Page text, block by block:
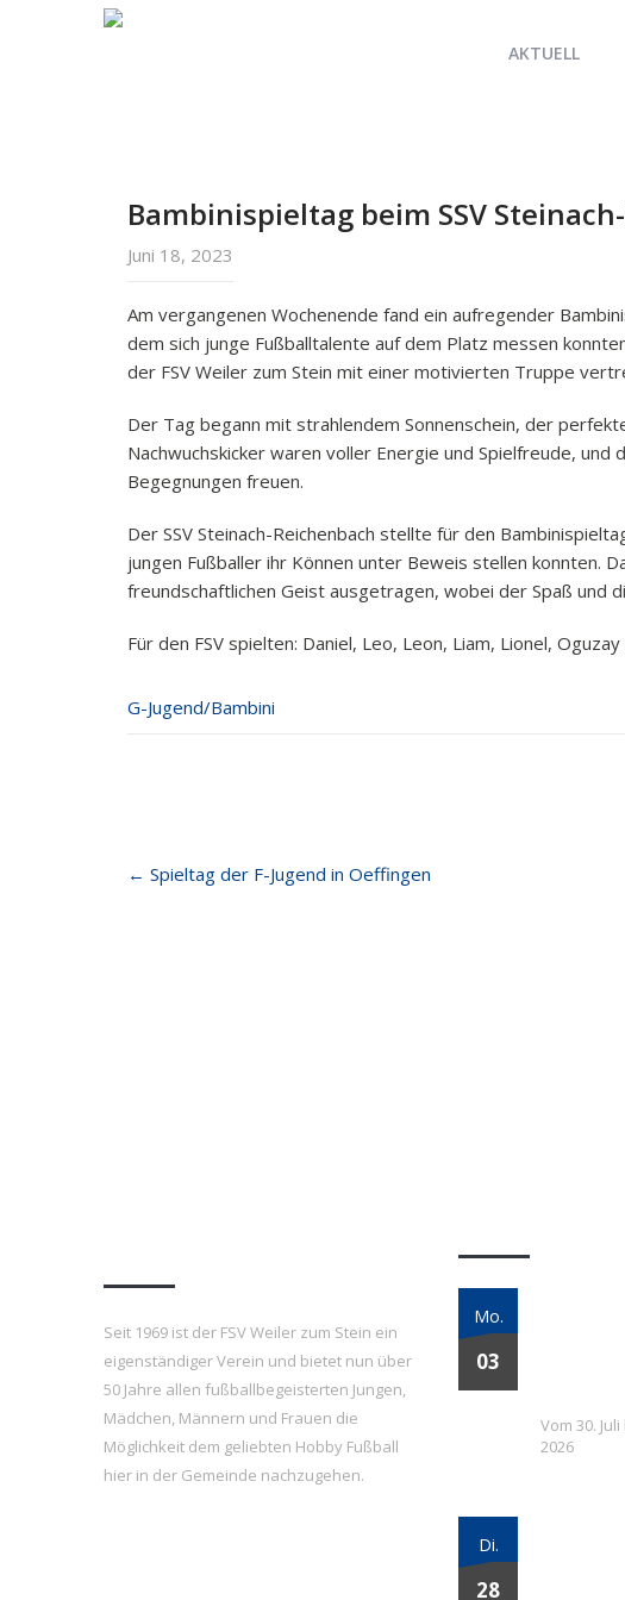
AKTUELL
Bambinispieltag beim SSV
Juni 18, 2023
Am vergangenen Wochenende fand ein aufregender
dem sich junge Fußballtalente auf dem Platz messen
der FSV Weiler zum Stein mit einer motivierten Truppe
Der Tag begann mit strahlendem Sonnenschein, der
Nachwuchskicker waren voller Energie und Spielfreude, und
Begegnungen freuen.
Der SSV Steinach-Reichenbach stellte für den
jungen Fußballer ihr Können unter Beweis stellen konnten.
freundschaftlichen Geist ausgetragen, wobei der Spaß und
Für den FSV spielten: Daniel, Leo, Leon, Liam, Lionel,
G-Jugend/Bambini
Post
navigation
← Spieltag der F-Jugend in Oeffingen
Seit 1969 ist der FSV Weiler zum Stein ein
eigenständiger Verein und bietet nun über
50 Jahre allen fußballbegeisterten Jungen,
Mädchen, Männern und Frauen die
Möglichkeit dem geliebten Hobby Fußball
hier in der Gemeinde nachzugehen.
Mo.
03
Vom 30.
2026
Di.
28